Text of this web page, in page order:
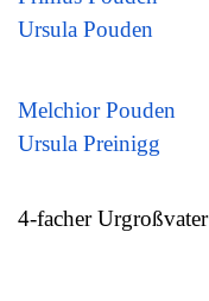
Ursula Pouden
Melchior Pouden
Ursula Preinigg
4-facher Urgroßvater